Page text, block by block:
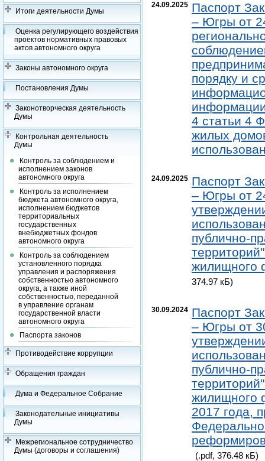
Итоги деятельности Думы
Оценка регулирующего воздействия
проектов нормативных правовых
актов автономного округа
Законы автономного округа
Постановления Думы
Законотворческая деятельность
Думы
Контрольная деятельность
Думы
Контроль за соблюдением и
исполнением законов
автономного округа
Контроль за исполнением
бюджета автономного округа,
исполнением бюджетов
территориальных
государственных
внебюджетных фондов
автономного округа
Контроль за соблюдением
установленного порядка
управления и распоряжения
собственностью автономного
округа, а также иной
собственностью, переданной
в управление органам
государственной власти
автономного округа
Паспорта законов
Противодействие коррупции
Обращения граждан
Дума и Федеральное Собрание
Законодательные инициативы
Думы
Межрегиональное сотрудничество
Думы (договоры и соглашения)
24.09.2025 Паспорт
– Югры от
порядку и
4 статьи 4
жилых
24.09.2025 Паспорт
– Югры от
публично-
жилищного
374.97 кБ)
30.09.2024 Паспорт
– Югры от
публично-
жилищного
2017 года,
(.pdf, 376.48 кБ)